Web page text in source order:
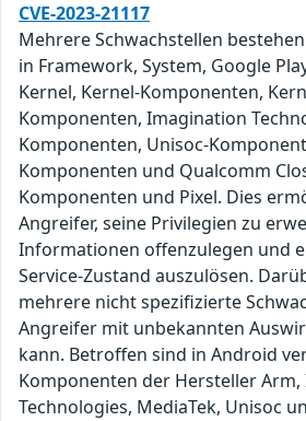
CVE-2023-21117
Mehrere Schwachstellen
in Framework, System, Google
Kernel, Kernel-Komponenten,
Komponenten, Imagination
Komponenten, Unisoc-
Komponenten und Qualcomm
Komponenten und Pixel. Dies
Angreifer, seine Privilegien zu
Informationen offenzulegen und
Service-Zustand auszulösen.
mehrere nicht spezifizierte
Angreifer mit unbekannten
kann. Betroffen sind in Android
Komponenten der Hersteller
Technologies, MediaTek, Unisoc